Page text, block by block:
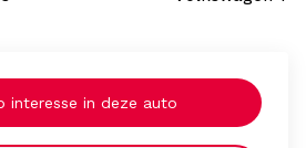
interesse in deze auto